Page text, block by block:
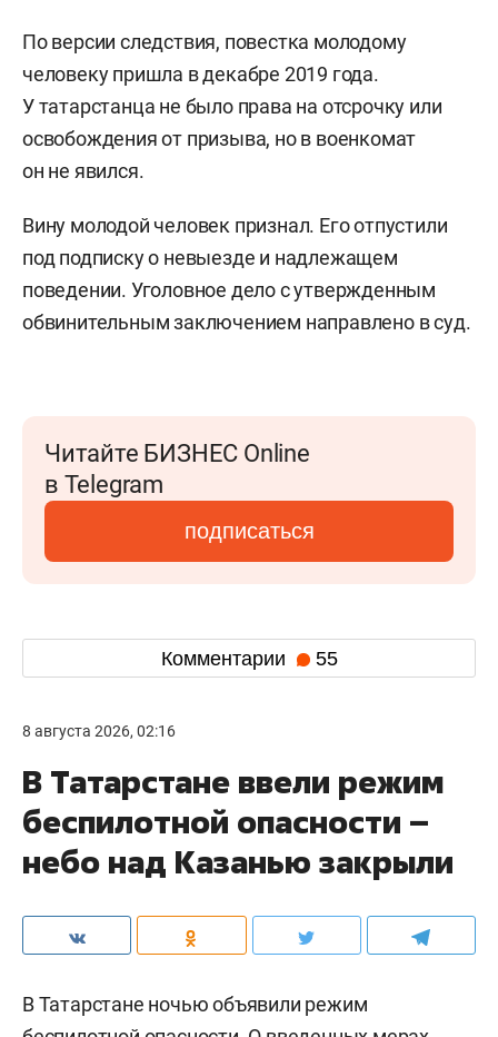
По версии следствия, повестка молодому
человеку пришла в декабре 2019 года.
У татарстанца не было права на отсрочку или
освобождения от призыва, но в военкомат
он не явился.
Вину молодой человек признал. Его отпустили
под подписку о невыезде и надлежащем
поведении. Уголовное дело с утвержденным
обвинительным заключением направлено в суд.
Читайте БИЗНЕС Online
в Telegram
подписаться
Комментарии 55
8 августа 2026, 02:16
В Татарстане ввели режим
беспилотной опасности –
небо над Казанью закрыли
В Татарстане ночью объявили режим